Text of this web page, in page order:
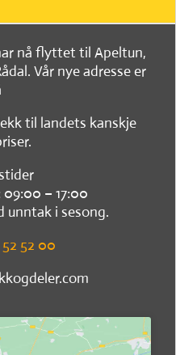
nå flyttet til Apeltun,
Vår nye adresse er
til landets kanskje
– 17:00
unntak i sesong.
52 52 00